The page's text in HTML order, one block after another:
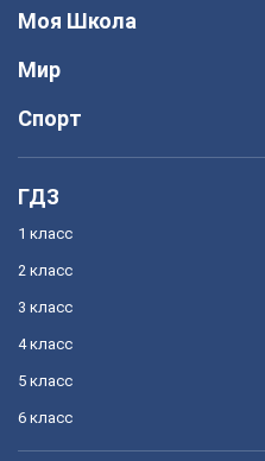
Моя Школа
Мир
Спорт
ГДЗ
1 класс
2 класс
3 класс
4 класс
5 класс
6 класс